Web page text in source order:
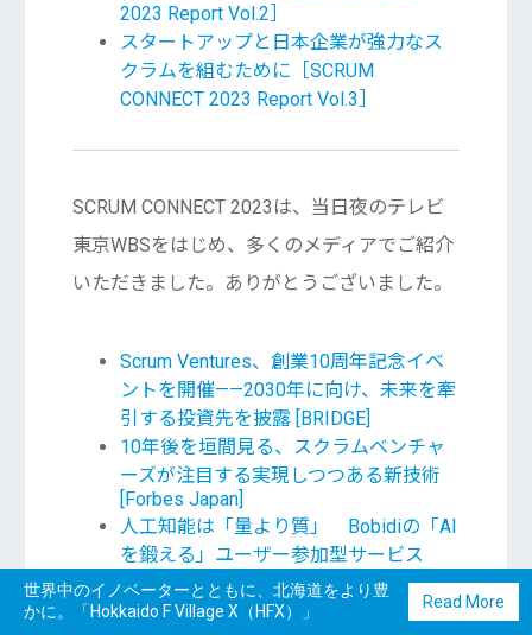
2023 Report Vol.2］
スタートアップと日本企業が強力なス
クラムを組むために［SCRUM
CONNECT 2023 Report Vol.3］
SCRUM CONNECT 2023は、当日夜のテレビ
東京WBSをはじめ、多くのメディアでご紹介
いただきました。ありがとうございました。
Scrum Ventures、創業10周年記念イベ
ントを開催——2030年に向け、未来を牽
引する投資先を披露 [BRIDGE]
10年後を垣間見る、スクラムベンチャ
ーズが注目する実現しつつある新技術
[Forbes Japan]
人工知能は「量より質」 Bobidiの「AI
を鍛える」ユーザー参加型サービス
[Forbes Japan]
装着して「考える」だけの入力デバイ
世界中のイノベーターとともに、北海道をより豊
かに。「Hokkaido F Village X（HFX）」
Read More